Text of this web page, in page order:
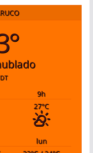
9h
27°C
lun